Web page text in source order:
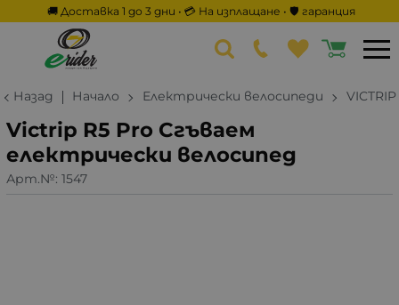
🚚 Доставка 1 до 3 дни • 💳 На изплащане • 🛡️ гаранция
Назад Начало Електрически велосипеди VICTRIP
Victrip R5 Pro Сгъваем
електрически велосипед
Арт.№: 1547